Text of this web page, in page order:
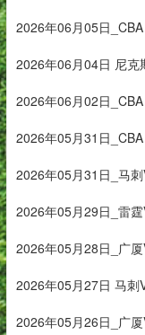
2026年06月05日
2026年06月04日 尼克
2026年06月02日
2026年05月31日
2026年05月31日_马刺
2026年05月29日_雷霆
2026年05月28日_广厦
2026年05月27日 马刺
2026年05月26日_广厦